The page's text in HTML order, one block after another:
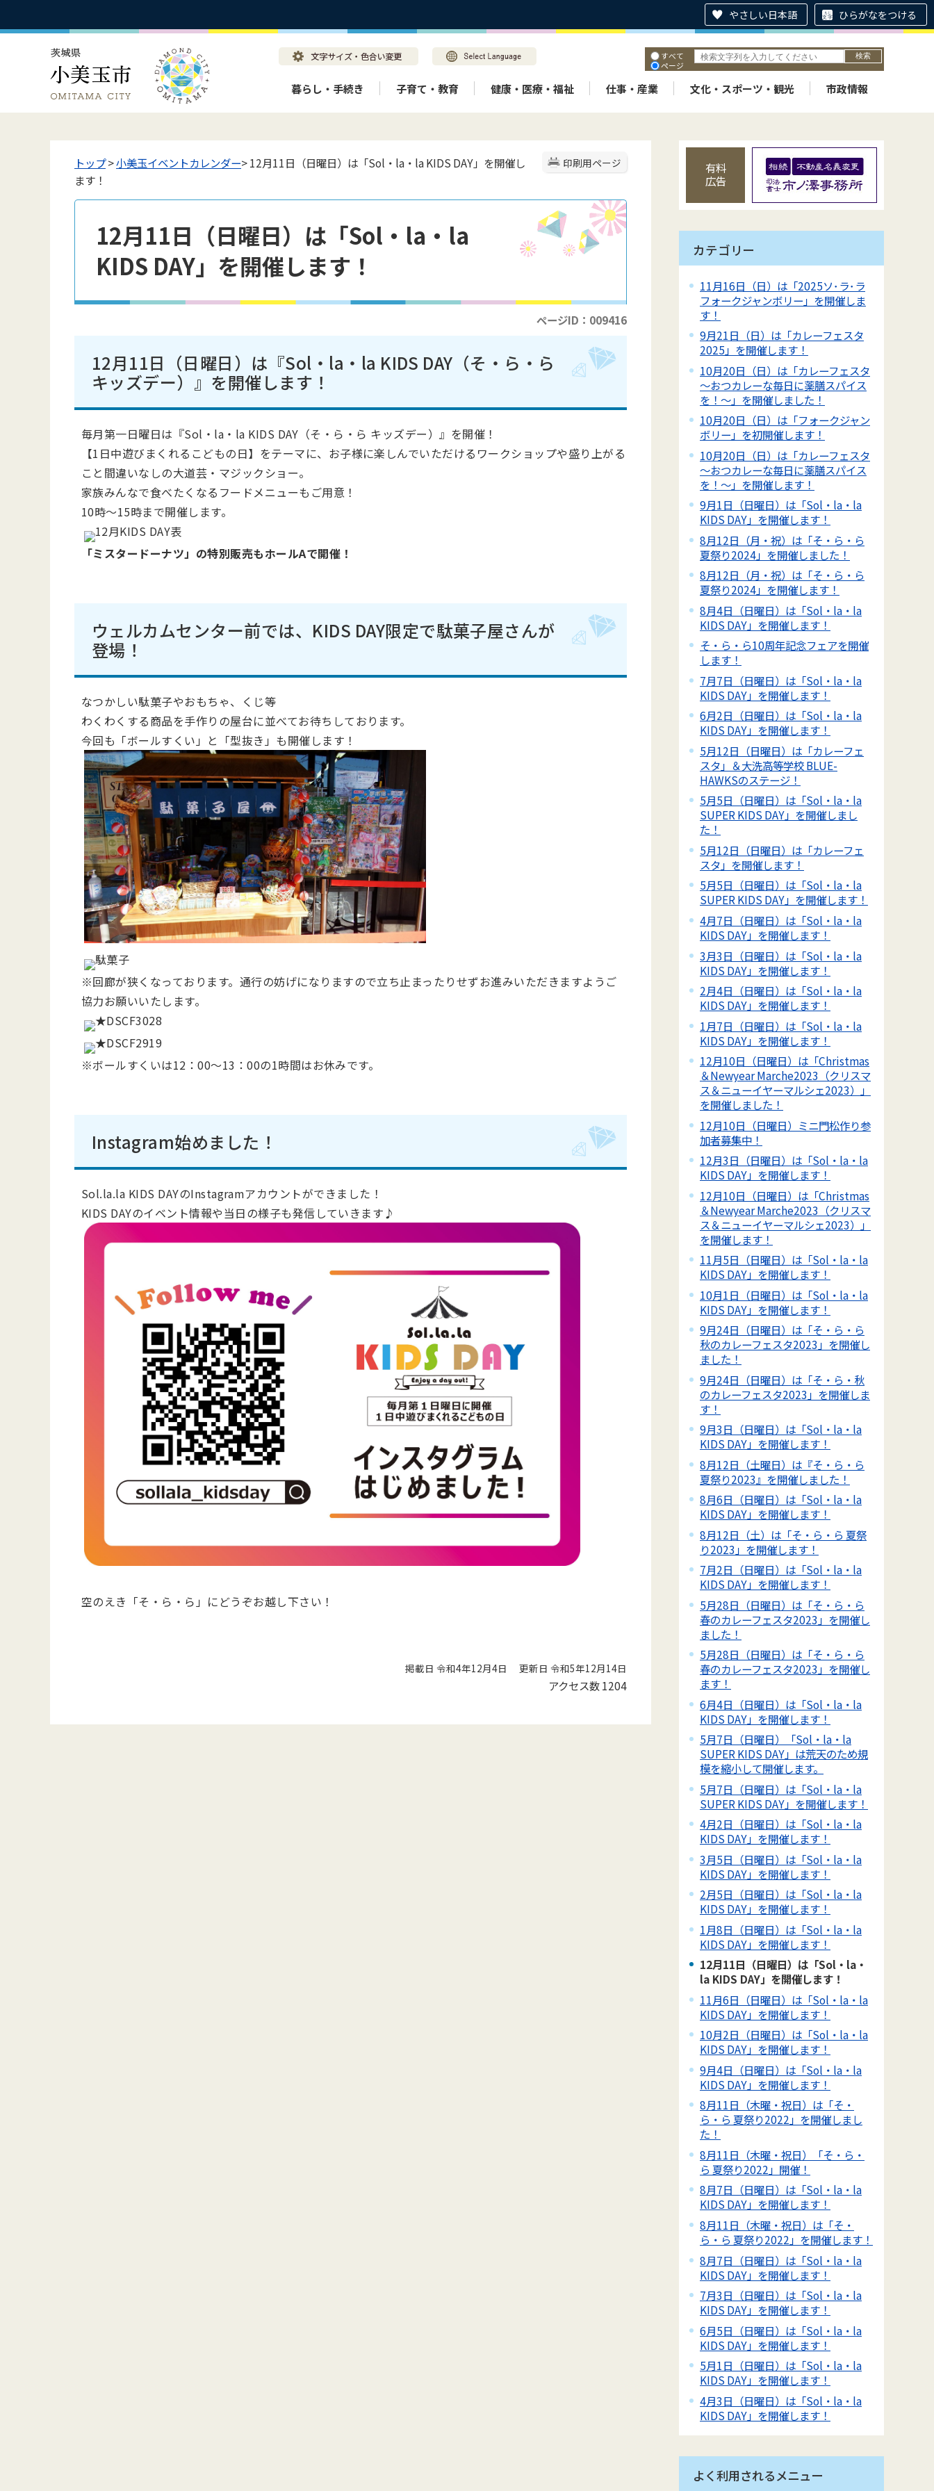
やさしい日本語 ひらがなをつける
すべて
ページ
暮らし・手続き 子育て・教育 健康・医療・福祉 仕事・産業 文化・スポーツ・観光 市政情報
印刷用ページ
トップ>小美玉イベントカレンダー> 12月11日（日曜日）は「Sol・la・la KIDS DAY」を開催し
ます！
12月11日（日曜日）は「Sol・la・la
KIDS DAY」を開催します！
ページID：009416
12月11日（日曜日）は『Sol・la・la KIDS DAY（そ・ら・ら
キッズデー）』を開催します！
毎月第一日曜日は『Sol・la・la KIDS DAY（そ・ら・ら キッズデー）』を開催！
【1日中遊びまくれるこどもの日】をテーマに、お子様に楽しんでいただけるワークショップや盛り上がる
こと間違いなしの大道芸・マジックショー。
家族みんなで食べたくなるフードメニューもご用意！
10時～15時まで開催します。
「ミスタードーナツ」の特別販売もホールAで開催！
ウェルカムセンター前では、KIDS DAY限定で駄菓子屋さんが
登場！
なつかしい駄菓子やおもちゃ、くじ等
わくわくする商品を手作りの屋台に並べてお待ちしております。
今回も「ボールすくい」と「型抜き」も開催します！
※回廊が狭くなっております。通行の妨げになりますので立ち止まったりせずお進みいただきますようご
協力お願いいたします。
※ボールすくいは12：00～13：00の1時間はお休みです。
Instagram始めました！
Sol.la.la KIDS DAYのInstagramアカウントができました！
KIDS DAYのイベント情報や当日の様子も発信していきます♪
空のえき「そ・ら・ら」にどうぞお越し下さい！
掲載日 令和4年12月4日 更新日 令和5年12月14日
アクセス数1204
有料
広告
カテゴリー
11月16日（日）は「2025ソ･ラ･ラ
フォークジャンボリー」を開催しま
す！
9月21日（日）は「カレーフェスタ
2025」を開催します！
10月20日（日）は「カレーフェスタ
～おつカレーな毎日に薬膳スパイス
を！～」を開催しました！
10月20日（日）は「フォークジャン
ボリー」を初開催します！
10月20日（日）は「カレーフェスタ
～おつカレーな毎日に薬膳スパイス
を！～」を開催します！
9月1日（日曜日）は「Sol・la・la
KIDS DAY」を開催します！
8月12日（月・祝）は「そ・ら・ら
夏祭り2024」を開催しました！
8月12日（月・祝）は「そ・ら・ら
夏祭り2024」を開催します！
8月4日（日曜日）は「Sol・la・la
KIDS DAY」を開催します！
そ・ら・ら10周年記念フェアを開催
します！
7月7日（日曜日）は「Sol・la・la
KIDS DAY」を開催します！
6月2日（日曜日）は「Sol・la・la
KIDS DAY」を開催します！
5月12日（日曜日）は「カレーフェ
スタ」＆大洗高等学校 BLUE-
HAWKSのステージ！
5月5日（日曜日）は「Sol・la・la
SUPER KIDS DAY」を開催しまし
た！
5月12日（日曜日）は「カレーフェ
スタ」を開催します！
5月5日（日曜日）は「Sol・la・la
SUPER KIDS DAY」を開催します！
4月7日（日曜日）は「Sol・la・la
KIDS DAY」を開催します！
3月3日（日曜日）は「Sol・la・la
KIDS DAY」を開催します！
2月4日（日曜日）は「Sol・la・la
KIDS DAY」を開催します！
1月7日（日曜日）は「Sol・la・la
KIDS DAY」を開催します！
12月10日（日曜日）は「Christmas
＆Newyear Marche2023（クリスマ
ス＆ニューイヤーマルシェ2023）」
を開催しました！
12月10日（日曜日）ミニ門松作り参
加者募集中！
12月3日（日曜日）は「Sol・la・la
KIDS DAY」を開催します！
12月10日（日曜日）は「Christmas
＆Newyear Marche2023（クリスマ
ス＆ニューイヤーマルシェ2023）」
を開催します！
11月5日（日曜日）は「Sol・la・la
KIDS DAY」を開催します！
10月1日（日曜日）は「Sol・la・la
KIDS DAY」を開催します！
9月24日（日曜日）は「そ・ら・ら
秋のカレーフェスタ2023」を開催し
ました！
9月24日（日曜日）は「そ・ら・秋
のカレーフェスタ2023」を開催しま
す！
9月3日（日曜日）は「Sol・la・la
KIDS DAY」を開催します！
8月12日（土曜日）は『そ・ら・ら
夏祭り2023』を開催しました！
8月6日（日曜日）は「Sol・la・la
KIDS DAY」を開催します！
8月12日（土）は「そ・ら・ら 夏祭
り2023」を開催します！
7月2日（日曜日）は「Sol・la・la
KIDS DAY」を開催します！
5月28日（日曜日）は「そ・ら・ら
春のカレーフェスタ2023」を開催し
ました！
5月28日（日曜日）は「そ・ら・ら
春のカレーフェスタ2023」を開催し
ます！
6月4日（日曜日）は「Sol・la・la
KIDS DAY」を開催します！
5月7日（日曜日）「Sol・la・la
SUPER KIDS DAY」は荒天のため規
模を縮小して開催します。
5月7日（日曜日）は「Sol・la・la
SUPER KIDS DAY」を開催します！
4月2日（日曜日）は「Sol・la・la
KIDS DAY」を開催します！
3月5日（日曜日）は「Sol・la・la
KIDS DAY」を開催します！
2月5日（日曜日）は「Sol・la・la
KIDS DAY」を開催します！
1月8日（日曜日）は「Sol・la・la
KIDS DAY」を開催します！
12月11日（日曜日）は「Sol・la・
la KIDS DAY」を開催します！
11月6日（日曜日）は「Sol・la・la
KIDS DAY」を開催します！
10月2日（日曜日）は「Sol・la・la
KIDS DAY」を開催します！
9月4日（日曜日）は「Sol・la・la
KIDS DAY」を開催します！
8月11日（木曜・祝日）は「そ・
ら・ら 夏祭り2022」を開催しまし
た！
8月11日（木曜・祝日）「そ・ら・
ら 夏祭り2022」開催！
8月7日（日曜日）は「Sol・la・la
KIDS DAY」を開催します！
8月11日（木曜・祝日）は「そ・
ら・ら 夏祭り2022」を開催します！
8月7日（日曜日）は「Sol・la・la
KIDS DAY」を開催します！
7月3日（日曜日）は「Sol・la・la
KIDS DAY」を開催します！
6月5日（日曜日）は「Sol・la・la
KIDS DAY」を開催します！
5月1日（日曜日）は「Sol・la・la
KIDS DAY」を開催します！
4月3日（日曜日）は「Sol・la・la
KIDS DAY」を開催します！
よく利用されるメニュー